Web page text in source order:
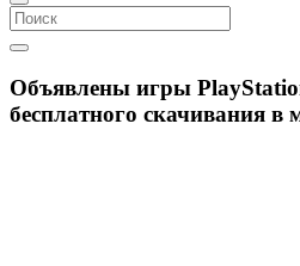
Объявлены игры
бесплатного скачивания в